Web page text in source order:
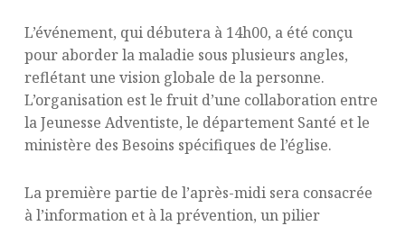
L’événement, qui débutera à 14h00, a été conçu
pour aborder la maladie sous plusieurs angles,
reflétant une vision globale de la personne.
L’organisation est le fruit d’une collaboration entre
la Jeunesse Adventiste, le département Santé et le
ministère des Besoins spécifiques de l’église.
La première partie de l’après-midi sera consacrée
à l’information et à la prévention, un pilier